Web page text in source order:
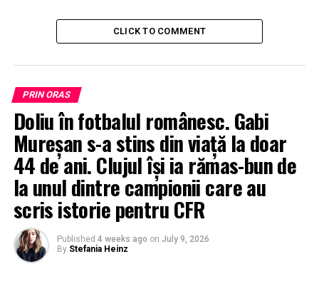
CLICK TO COMMENT
PRIN ORAS
Doliu în fotbalul românesc. Gabi
Mureșan s-a stins din viață la doar
44 de ani. Clujul își ia rămas-bun de
la unul dintre campionii care au
scris istorie pentru CFR
Published 4 weeks ago on July 9, 2026
By Stefania Heinz